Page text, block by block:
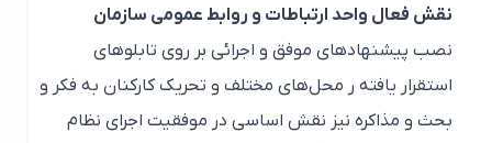
نقش فعال واحد ارتباطات و روابط عمومی سازمان
نصب پیشنهادهای موفق و اجرائی بر روی تابلوهای
استقرار یافته ر محل‌های مختلف و تحریک کارکنان به فکر و
بحث و مذاکره نیز نقش اساسی در موفقیت اجرای نظام